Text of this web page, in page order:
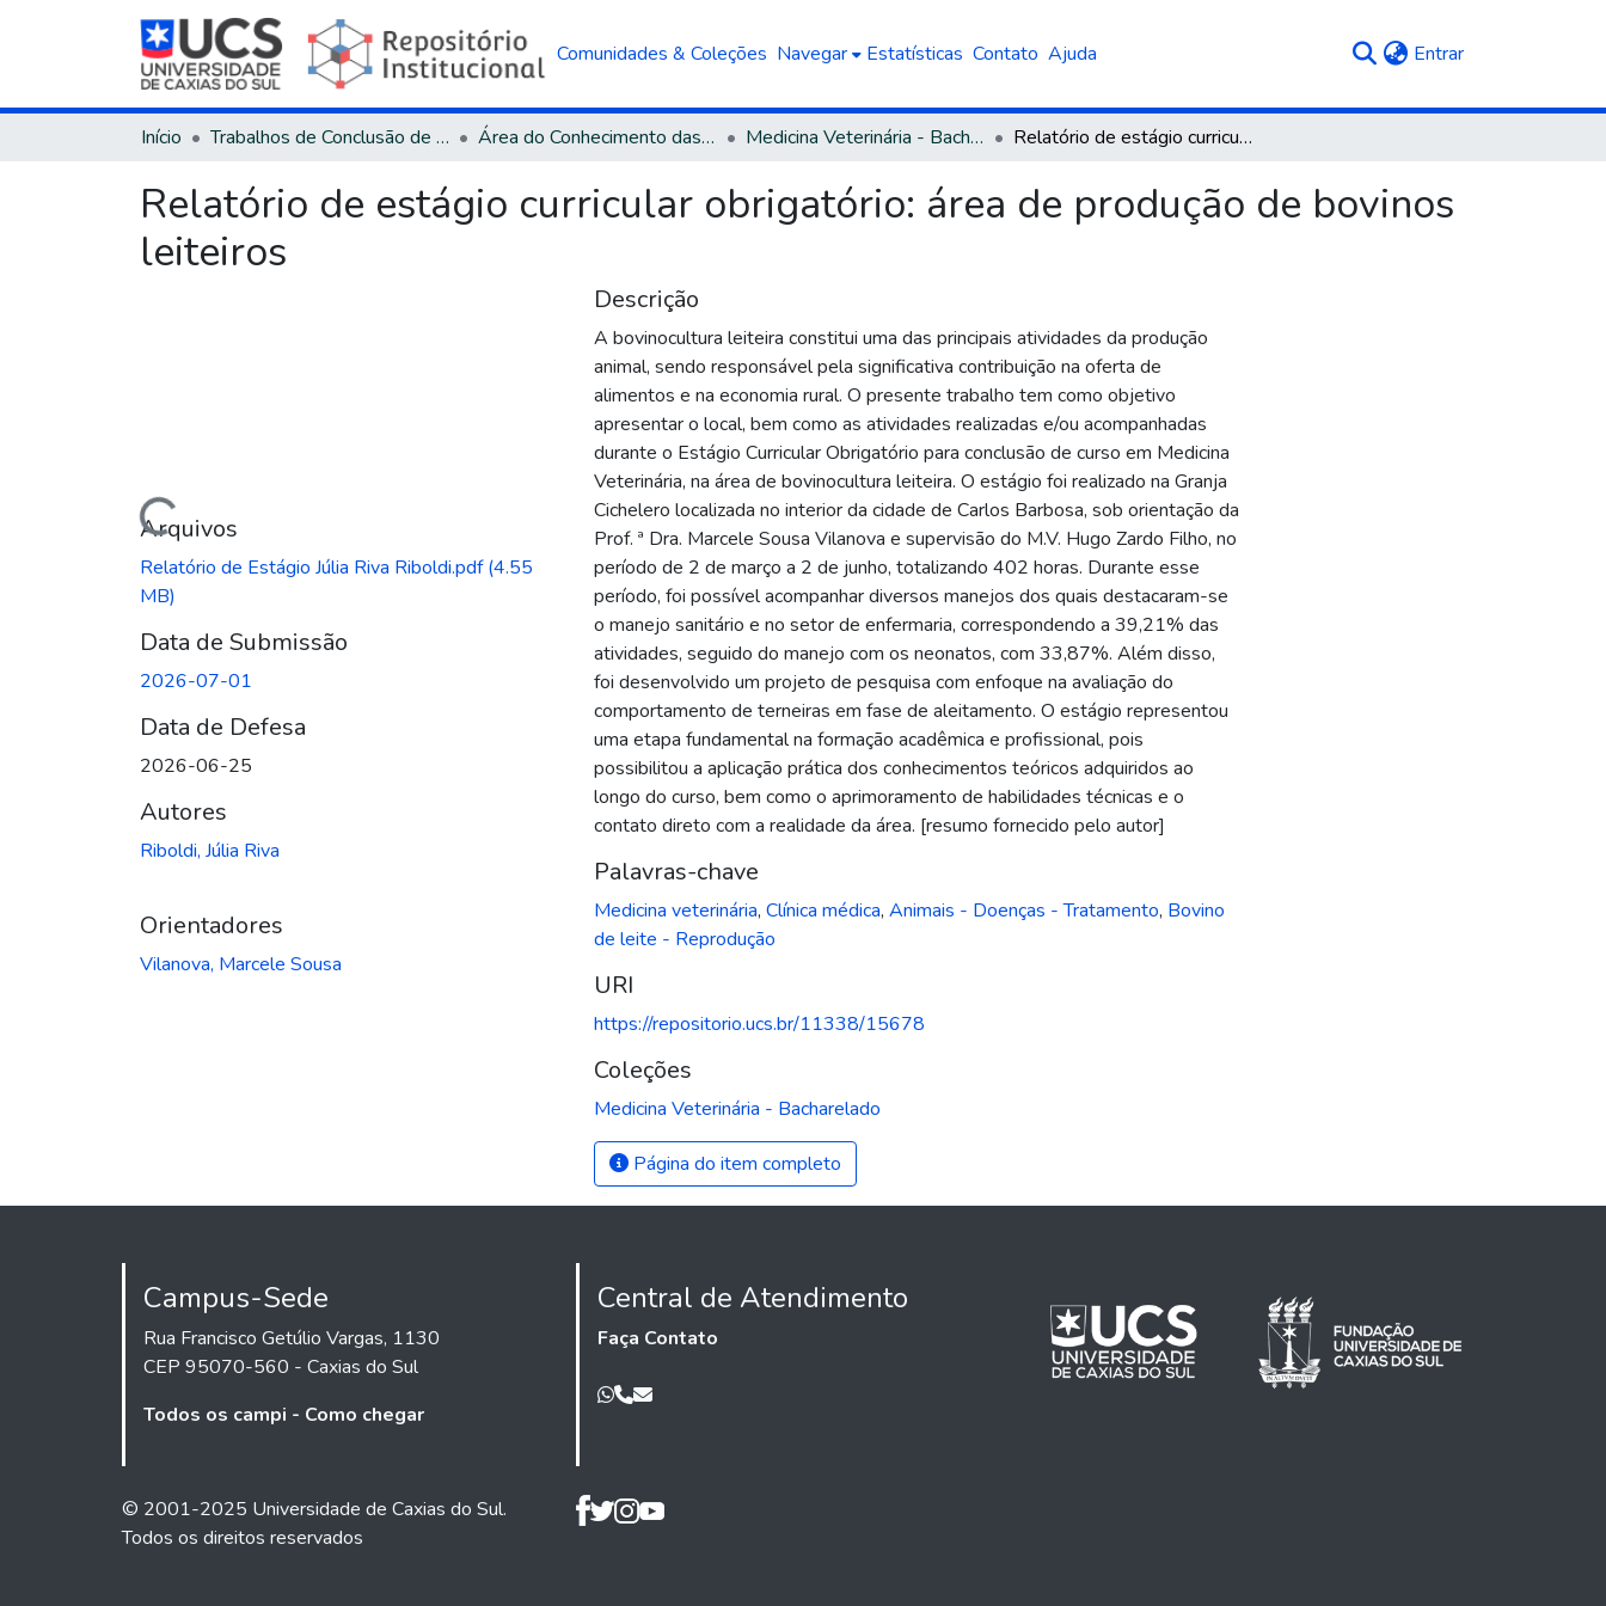
Comunidades & Coleções Navegar Estatísticas Contato Ajuda Entrar(current)
Início Trabalhos de Conclusão de Curso Área do Conhecimento das Ciências Agrárias Medicina Veterinária - Bacharelado Relatório de estágio curricular obrigatório: área de produção de bovinos leiteiros
Relatório de estágio curricular obrigatório: área de produção de bovinos
leiteiros
Carregando...
Arquivos
Relatório de Estágio Júlia Riva Riboldi.pdf(4.55
MB)
Data de Submissão
2026-07-01
Data de Defesa
2026-06-25
Autores
Riboldi, Júlia Riva
Orientadores
Vilanova, Marcele Sousa
Descrição
A bovinocultura leiteira constitui uma das principais atividades da produção
animal, sendo responsável pela significativa contribuição na oferta de
alimentos e na economia rural. O presente trabalho tem como objetivo
apresentar o local, bem como as atividades realizadas e/ou acompanhadas
durante o Estágio Curricular Obrigatório para conclusão de curso em Medicina
Veterinária, na área de bovinocultura leiteira. O estágio foi realizado na Granja
Cichelero localizada no interior da cidade de Carlos Barbosa, sob orientação da
Prof. ª Dra. Marcele Sousa Vilanova e supervisão do M.V. Hugo Zardo Filho, no
período de 2 de março a 2 de junho, totalizando 402 horas. Durante esse
período, foi possível acompanhar diversos manejos dos quais destacaram-se
o manejo sanitário e no setor de enfermaria, correspondendo a 39,21% das
atividades, seguido do manejo com os neonatos, com 33,87%. Além disso,
foi desenvolvido um projeto de pesquisa com enfoque na avaliação do
comportamento de terneiras em fase de aleitamento. O estágio representou
uma etapa fundamental na formação acadêmica e profissional, pois
possibilitou a aplicação prática dos conhecimentos teóricos adquiridos ao
longo do curso, bem como o aprimoramento de habilidades técnicas e o
contato direto com a realidade da área. [resumo fornecido pelo autor]
Palavras-chave
Medicina veterinária, Clínica médica, Animais - Doenças - Tratamento, Bovino
de leite - Reprodução
URI
https://repositorio.ucs.br/11338/15678
Coleções
Medicina Veterinária - Bacharelado
Página do item completo
Campus-Sede
Rua Francisco Getúlio Vargas, 1130
CEP 95070-560 - Caxias do Sul
Todos os campi - Como chegar
Central de Atendimento
Faça Contato
© 2001-2025 Universidade de Caxias do Sul.
Todos os direitos reservados